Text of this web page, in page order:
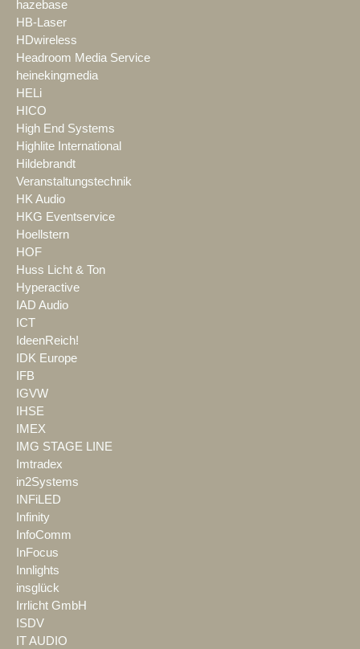
hazebase
HB-Laser
HDwireless
Headroom Media Service
heinekingmedia
HELi
HICO
High End Systems
Highlite International
Hildebrandt
Veranstaltungstechnik
HK Audio
HKG Eventservice
Hoellstern
HOF
Huss Licht & Ton
Hyperactive
IAD Audio
ICT
IdeenReich!
IDK Europe
IFB
IGVW
IHSE
IMEX
IMG STAGE LINE
Imtradex
in2Systems
INFiLED
Infinity
InfoComm
InFocus
Innlights
insglück
Irrlicht GmbH
ISDV
IT AUDIO